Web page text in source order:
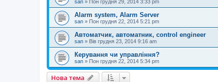
san » Пон грудня 29, 2014 3:33 pm
Alarm system, Alarm Server
san » Пон грудня 22, 2014 5:21 pm
Автоматчик, автоматник, control engineer
san » Вів грудня 23, 2014 9:16 am
Керування чи управління?
san » Пон грудня 22, 2014 5:34 pm
Нова тема